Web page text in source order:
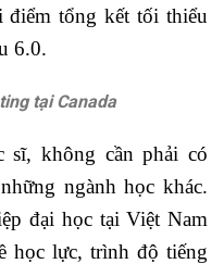
tổng kết tối thiểu
6.0.
tại Canada
sĩ, không cần phải có
ngành học khác.
đại học tại Việt Nam
học lực, trình độ tiếng